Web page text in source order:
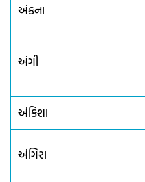
અંકના
અંગી
અંકિશા
અંગિરા